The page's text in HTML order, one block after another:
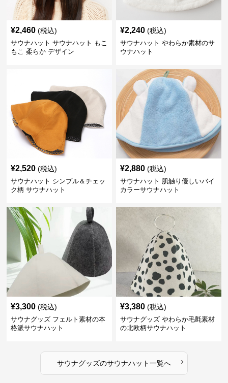
¥2,460 (税込)
サウナハット サウナハット もこ
もこ 柔らか デザイン
¥2,240 (税込)
サウナハット やわらか素材のサ
ウナハット
¥2,520 (税込)
サウナハット シンプル＆チェッ
ク柄 サウナハット
¥2,880 (税込)
サウナハット 肌触り優しいバイ
カラーサウナハット
¥3,300 (税込)
サウナグッズ フェルト素材の本
格派サウナハット
¥3,380 (税込)
サウナグッズ やわらか毛氈素材
の北欧柄サウナハット
サウナグッズのサウナハット一覧へ ›